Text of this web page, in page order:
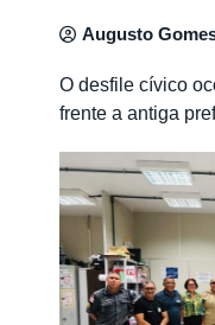
Augusto
O desfile cívico
frente a antiga